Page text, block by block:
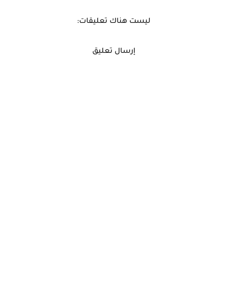
ليست هناك تعليقات:
إرسال تعليق